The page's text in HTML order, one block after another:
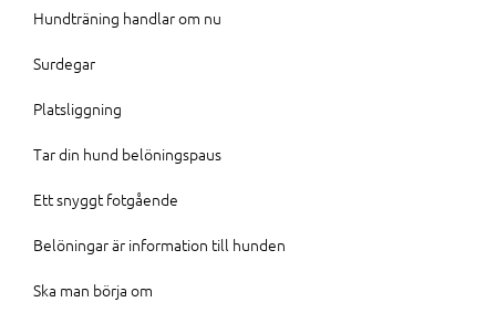
Hundträning handlar om nu
Surdegar
Platsliggning
Tar din hund belöningspaus
Ett snyggt fotgående
Belöningar är information till hunden
Ska man börja om